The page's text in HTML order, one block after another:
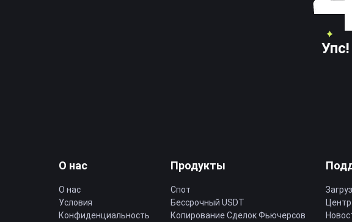
О нас
О нас
Условия
Конфиденциальность
Продукты
Спот
Бессрочный USDT
Копирование Cделок Фьючерсов